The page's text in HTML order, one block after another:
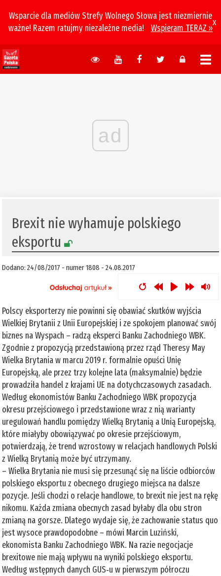
Wsparcie dla mediów Strefy Wolnego Słowa jest niezmiernie
ważne! Razem ratujmy niezależne media!
Wspieram TERAZ »
x
ad
Brexit nie wyhamuje polskiego
eksportu
Dodano: 24/08/2017 - numer 1808 - 24.08.2017
Polscy eksporterzy nie powinni się obawiać skutków wyjścia
Wielkiej Brytanii z Unii Europejskiej i ze spokojem planować swój
biznes na Wyspach – radzą eksperci Banku Zachodniego WBK.
Zgodnie z propozycją przedstawioną przez rząd Theresy May
Wielka Brytania w marcu 2019 r. formalnie opuści Unię
Europejską, ale przez trzy kolejne lata (maksymalnie) będzie
prowadziła handel z krajami UE na dotychczasowych zasadach.
Według ekonomistów Banku Zachodniego WBK propozycja
okresu przejściowego i przedstawione wraz z nią warianty
uregulowań handlu pomiędzy Wielką Brytanią a Unią Europejską,
które miałyby obowiązywać po okresie przejściowym,
potwierdzają, że trend wzrostowy w relacjach handlowych Polski
z Wielką Brytanią może być utrzymany.
– Wielka Brytania nie musi się przesunąć się na liście odbiorców
polskiego eksportu z obecnego drugiego miejsca na dalsze
pozycje. Jeśli chodzi o relacje handlowe, to brexit nie jest na rękę
nikomu. Każda zmiana obecnych zasad byłaby dla obu stron
zmianą na gorsze. Dlatego wydaje się, że zachowanie status quo
jest wysoce prawdopodobne – mówi Marcin Luziński,
ekonomista Banku Zachodniego WBK. Na razie negocjacje
brexitowe nie mają wpływu na wyniki polskiego eksportu.
Według wstępnych danych GUS‑u w pierwszym półroczu